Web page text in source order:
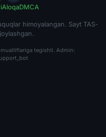
AloqaDMCA
himoyalangan. Sayt TAS-
tegishli. Admin: